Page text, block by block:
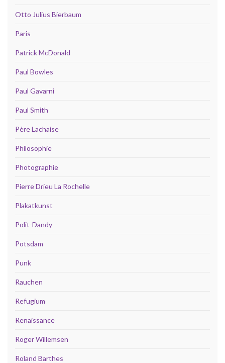
Otto Julius Bierbaum
Paris
Patrick McDonald
Paul Bowles
Paul Gavarni
Paul Smith
Père Lachaise
Philosophie
Photographie
Pierre Drieu La Rochelle
Plakatkunst
Polit-Dandy
Potsdam
Punk
Rauchen
Refugium
Renaissance
Roger Willemsen
Roland Barthes